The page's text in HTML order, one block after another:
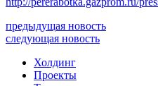
предыдущая новость
следующая новость
Холдинг
Проекты